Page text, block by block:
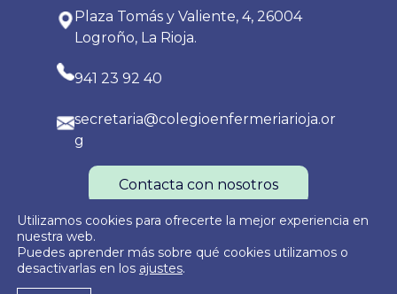
Plaza Tomás y Valiente, 4, 26004
Logroño, La Rioja.
941 23 92 40
secretaria@colegioenfermeriarioja.or
g
Contacta con nosotros
Política de Privacidad Política de Cookies
Utilizamos cookies para ofrecerte la mejor experiencia en
nuestra web.
Puedes aprender más sobre qué cookies utilizamos o
desactivarlas en los ajustes.